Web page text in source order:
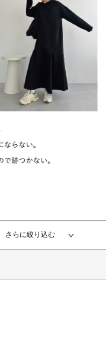
さらに絞り込む